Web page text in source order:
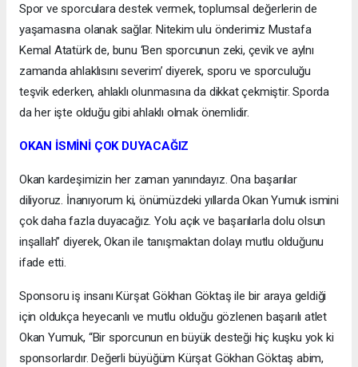
Spor ve sporculara destek vermek, toplumsal değerlerin de
yaşamasına olanak sağlar. Nitekim ulu önderimiz Mustafa
Kemal Atatürk de, bunu ‘Ben sporcunun zeki, çevik ve aylnı
zamanda ahlaklısını severim’ diyerek, sporu ve sporculuğu
teşvik ederken, ahlaklı olunmasına da dikkat çekmiştir. Sporda
da her işte olduğu gibi ahlaklı olmak önemlidir.
OKAN İSMİNİ ÇOK DUYACAĞIZ
Okan kardeşimizin her zaman yanındayız. Ona başarılar
diliyoruz. İnanıyorum ki, önümüzdeki yıllarda Okan Yumuk ismini
çok daha fazla duyacağız. Yolu açık ve başarılarla dolu olsun
inşallah” diyerek, Okan ile tanışmaktan dolayı mutlu olduğunu
ifade etti.
Sponsoru iş insanı Kürşat Gökhan Göktaş ile bir araya geldiği
için oldukça heyecanlı ve mutlu olduğu gözlenen başarılı atlet
Okan Yumuk, “Bir sporcunun en büyük desteği hiç kuşku yok ki
sponsorlardır. Değerli büyüğüm Kürşat Gökhan Göktaş abim,